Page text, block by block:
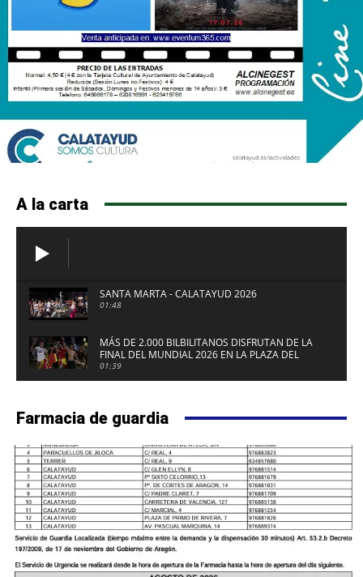
A la carta
SANTA MARTA - CALATAYUD 2026
01:48
MÁS DE 2.000 BILBILITANOS DISFRUTAN DE LA
FINAL DEL MUNDIAL 2026 EN LA PLAZA DEL
FUERTE DE CALATAYUD
01:39
Farmacia de guardia